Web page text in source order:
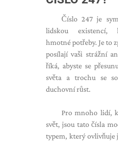
Číslo 247 je
lidskou existencí,
hmotné potřeby. Je to
posílají vaši strážní
říká, abyste se
světa a trochu se
duchovní růst.
Pro mnoho lidí,
svět, jsou tato čísla
typem, který ovlivňuje